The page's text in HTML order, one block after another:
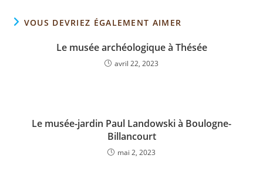
VOUS DEVRIEZ ÉGALEMENT AIMER
Le musée archéologique à Thésée
avril 22, 2023
Le musée-jardin Paul Landowski à Boulogne-
Billancourt
mai 2, 2023